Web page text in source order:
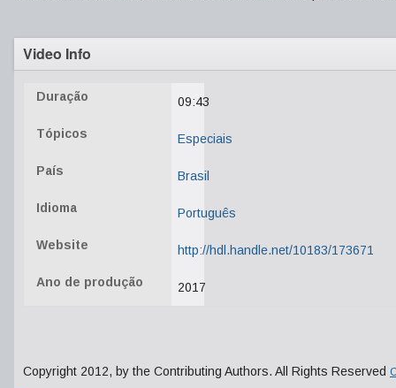
Video Info
Duração 09:43
Tópicos Especiais
País Brasil
Idioma Português
Website http://hdl.handle.net/10183/173671
Ano de produção 2017
Copyright 2012, by the Contributing Authors. All Rights Reserved